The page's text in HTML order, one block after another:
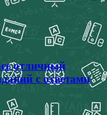
отличный
с ответами